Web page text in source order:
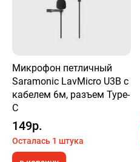
Микрофон петличный
Saramonic LavMicro U3B с
кабелем 6м, разъем Type-
C
149р.
Осталась 1 штука